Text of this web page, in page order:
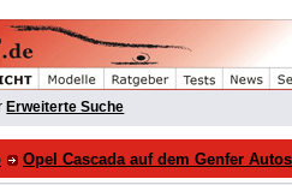
Erweiterte Suche
Opel Cascada auf dem Genfer